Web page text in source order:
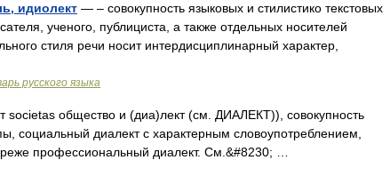
идиолект — – совокупность языковых и стилистико текстовых
ученого, публициста, а также отдельных носителей
стиля речи носит интердисциплинарный характер,
русского языка
societas общество и (диа)лект (см. ДИАЛЕКТ)), совокупность
социальный диалект с характерным словоупотреблением,
профессиональный диалект. См.&#8230; …